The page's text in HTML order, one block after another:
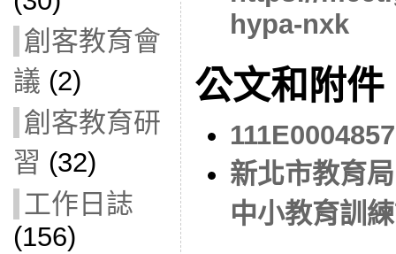
創客教育會
議 (2)
創客教育研
習 (32)
工作日誌
(156)
hypa-nxk
公文和附件
111E0004857
新北市教育
中小教育訓